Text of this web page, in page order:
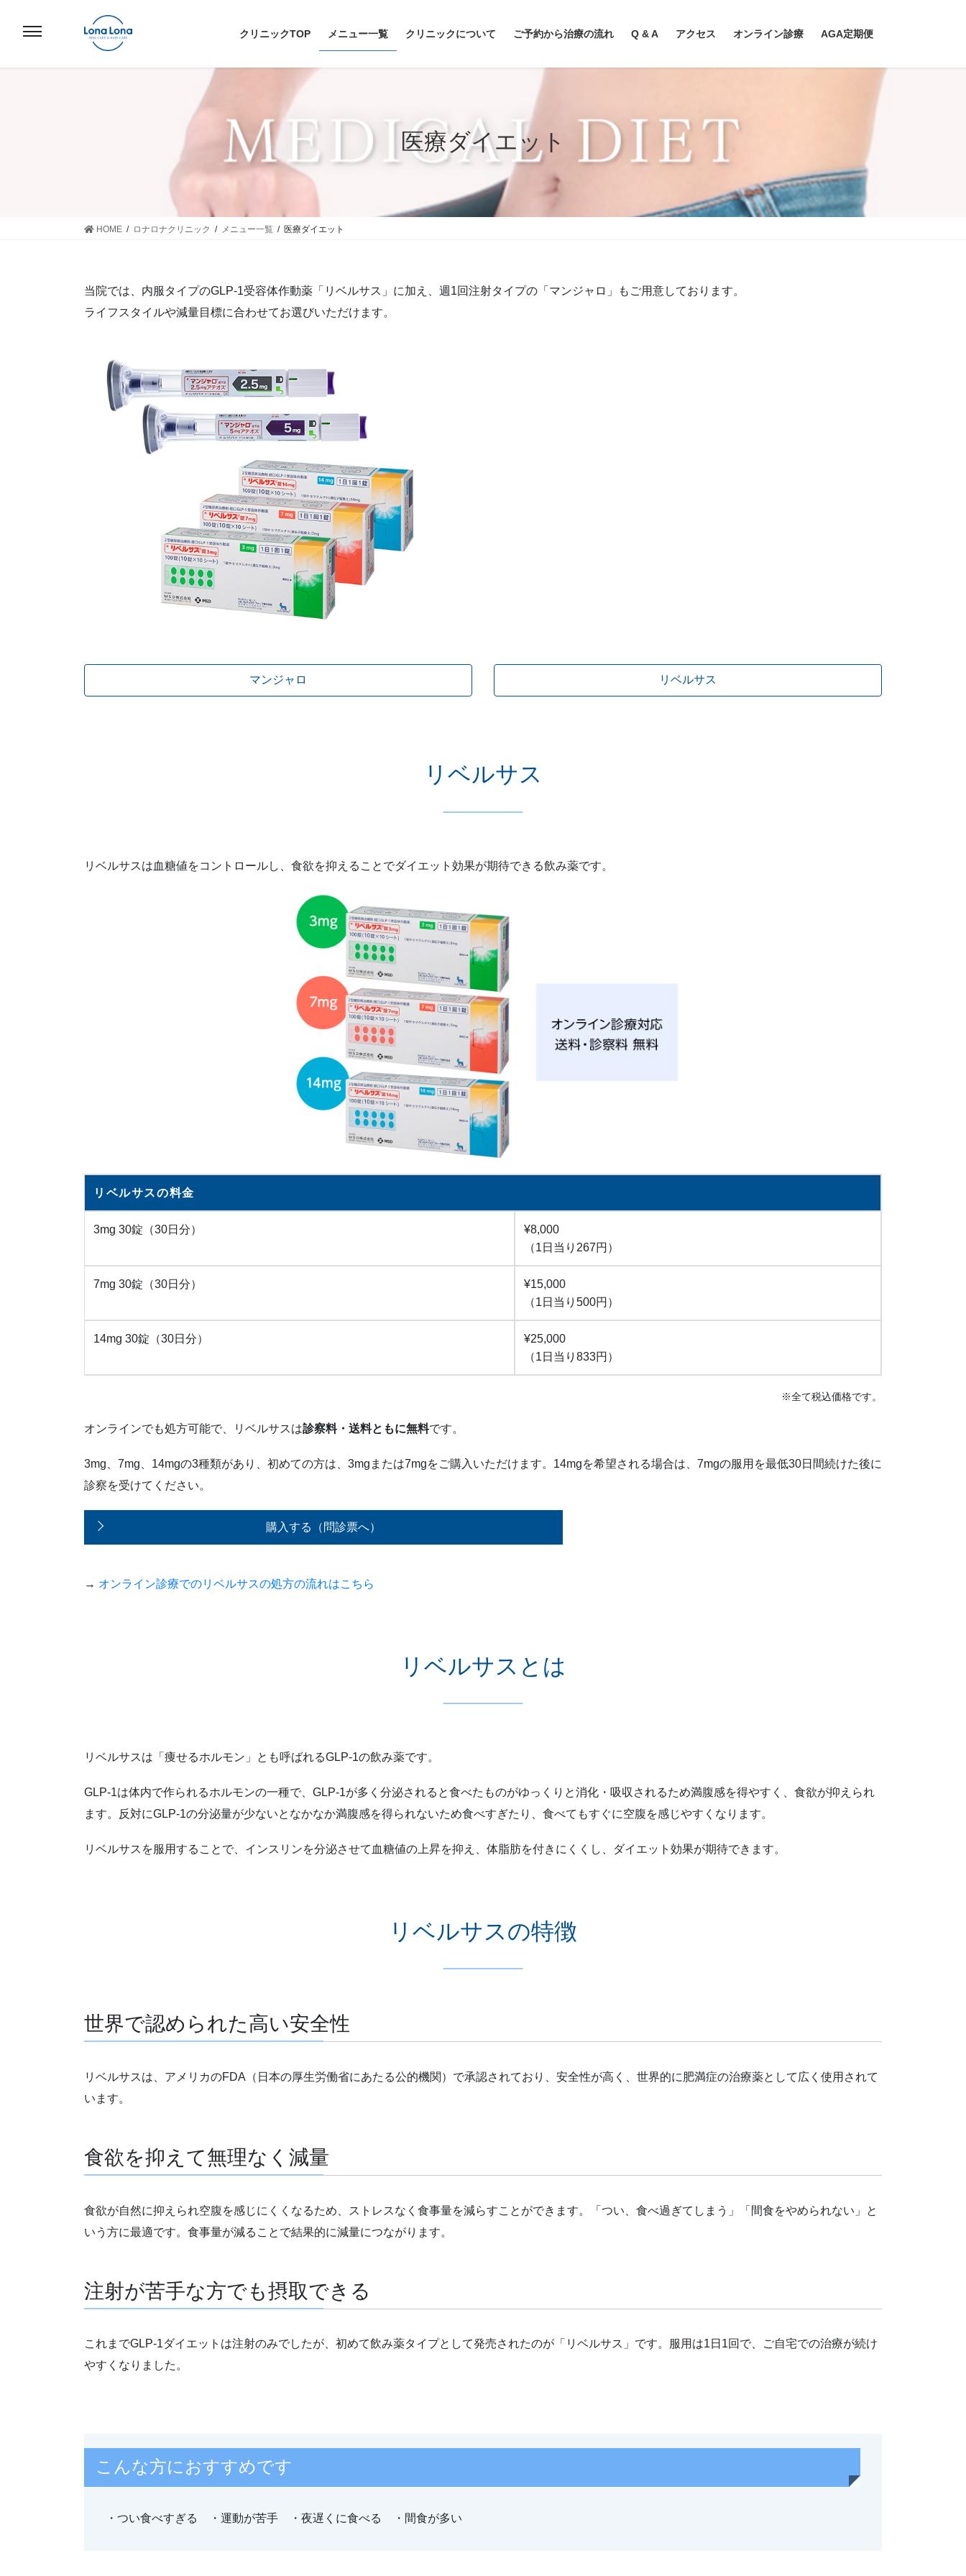
クリニックTOP メニュー一覧 クリニックについて ご予約から治療の流れ Q & A アクセス オンライン診療 AGA定期便
医療ダイエット
HOME ロナロナクリニック メニュー一覧 医療ダイエット
当院では、内服タイプのGLP-1受容体作動薬「リベルサス」に加え、週1回注射タイプの「マンジャロ」もご用意しております。
ライフスタイルや減量目標に合わせてお選びいただけます。
マンジャロ リベルサス
リベルサス
リベルサスは血糖値をコントロールし、食欲を抑えることでダイエット効果が期待できる飲み薬です。
リベルサスの料金
3mg 30錠（30日分）
¥8,000
（1日当り267円）
7mg 30錠（30日分）
¥15,000
（1日当り500円）
14mg 30錠（30日分）
¥25,000
（1日当り833円）
※全て税込価格です。
オンラインでも処方可能で、リベルサスは診察料・ 送料ともに無料です。
3mg、7mg、14mgの3種類があり、初めての方は、3mgまたは7mgをご購入いただけます。14mgを希望される場合は、7mgの服用を最低30日間続けた後に
診察を受けてください。
購入する（問診票へ）
→ オンライン診療でのリベルサスの処方の流れはこちら
リベルサスとは
リベルサスは「痩せるホルモン」とも呼ばれるGLP-1の飲み薬です。
GLP-1は体内で作られるホルモンの一種で、GLP-1が多く分泌されると食べたものがゆっくりと消化・吸収されるため満腹感を得やすく、食欲が抑えられ
ます。反対にGLP-1の分泌量が少ないとなかなか満腹感を得られないため食べすぎたり、食べてもすぐに空腹を感じやすくなります。
リベルサスを服用することで、インスリンを分泌させて血糖値の上昇を抑え、体脂肪を付きにくくし、ダイエット効果が期待できます。
リベルサスの特徴
世界で認められた高い安全性
リベルサスは、アメリカのFDA（日本の厚生労働省にあたる公的機関）で承認されており、安全性が高く、世界的に肥満症の治療薬として広く使用されて
います。
食欲を抑えて無理なく減量
食欲が自然に抑えられ空腹を感じにくくなるため、ストレスなく食事量を減らすことができます。「つい、食べ過ぎてしまう」「間食をやめられない」と
いう方に最適です。食事量が減ることで結果的に減量につながります。
注射が苦手な方でも摂取できる
これまでGLP-1ダイエットは注射のみでしたが、初めて飲み薬タイプとして発売されたのが「リベルサス」です。服用は1日1回で、ご自宅での治療が続け
やすくなりました。
こんな方におすすめです
・つい食べすぎる ・運動が苦手 ・夜遅くに食べる ・間食が多い